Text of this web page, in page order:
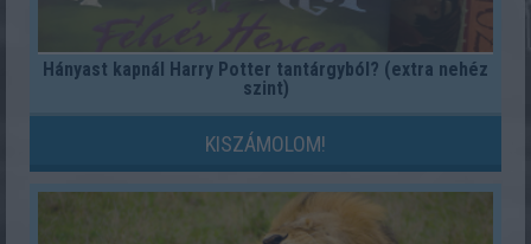
Hányast kapnál Harry Potter tantárgyból? (extra nehéz
szint)
KISZÁMOLOM!